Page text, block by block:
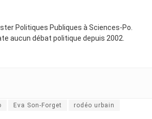
Politiques Publiques à Sciences-Po.
aucun débat politique depuis 2002.
Eva Son-Forget rodéo urbain